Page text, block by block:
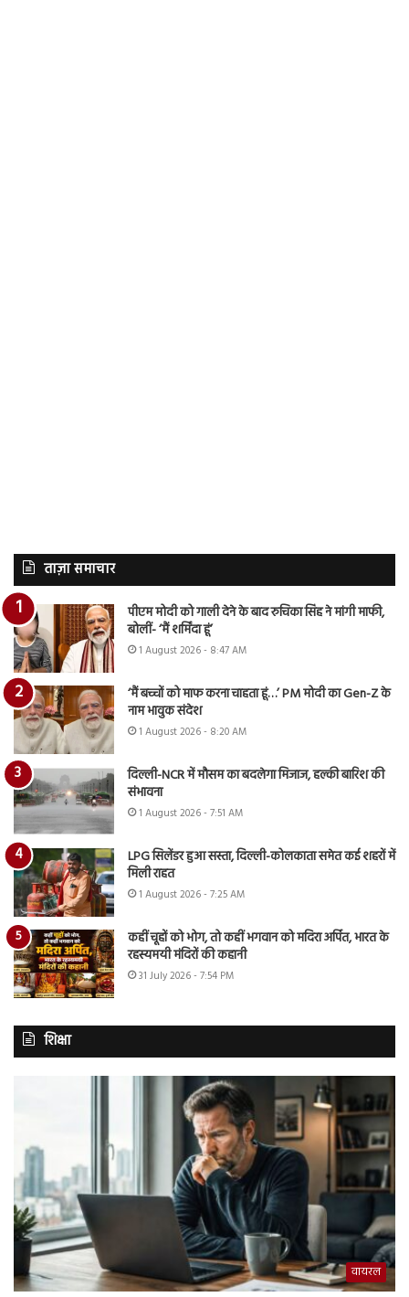
ताज़ा समाचार
पीएम मोदी को गाली देने के बाद रुचिका सिंह ने मांगी माफी,
बोलीं- ‘मैं शर्मिंदा हूं’
1 August 2026 - 8:47 AM
‘मैं बच्चों को माफ करना चाहता हूं…’ PM मोदी का Gen-Z के
नाम भावुक संदेश
1 August 2026 - 8:20 AM
दिल्ली-NCR में मौसम का बदलेगा मिजाज, हल्की बारिश की
संभावना
1 August 2026 - 7:51 AM
LPG सिलेंडर हुआ सस्ता, दिल्ली-कोलकाता समेत कई शहरों में
मिली राहत
1 August 2026 - 7:25 AM
कहीं चूहों को भोग, तो कहीं भगवान को मदिरा अर्पित, भारत के
रहस्यमयी मंदिरों की कहानी
31 July 2026 - 7:54 PM
शिक्षा
वायरल